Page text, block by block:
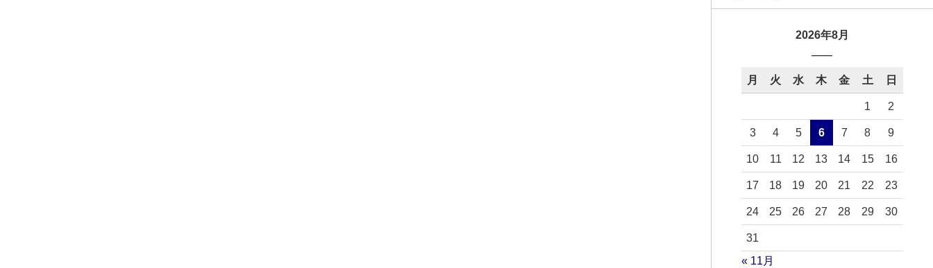
2026年8月
月 火 水 木 金 土 日
1 2
3 4 5 6 7 8 9
10 11 12 13 14 15 16
17 18 19 20 21 22 23
24 25 26 27 28 29 30
31
« 11月